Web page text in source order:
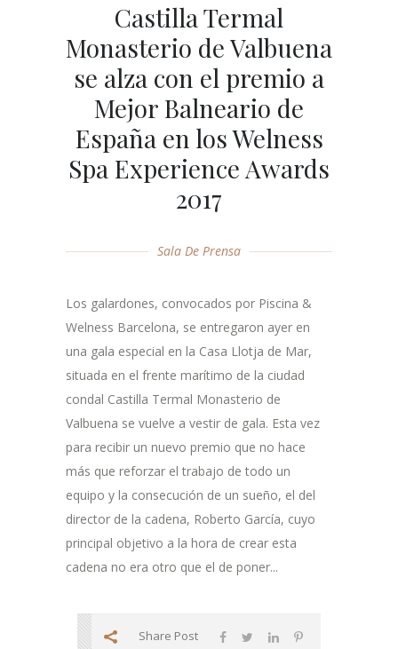
Castilla Termal
Monasterio de Valbuena
se alza con el premio a
Mejor Balneario de
España en los Welness
Spa Experience Awards
2017
Sala De Prensa
Los galardones, convocados por Piscina &
Welness Barcelona, se entregaron ayer en
una gala especial en la Casa Llotja de Mar,
situada en el frente marítimo de la ciudad
condal Castilla Termal Monasterio de
Valbuena se vuelve a vestir de gala. Esta vez
para recibir un nuevo premio que no hace
más que reforzar el trabajo de todo un
equipo y la consecución de un sueño, el del
director de la cadena, Roberto García, cuyo
principal objetivo a la hora de crear esta
cadena no era otro que el de poner...
Share Post